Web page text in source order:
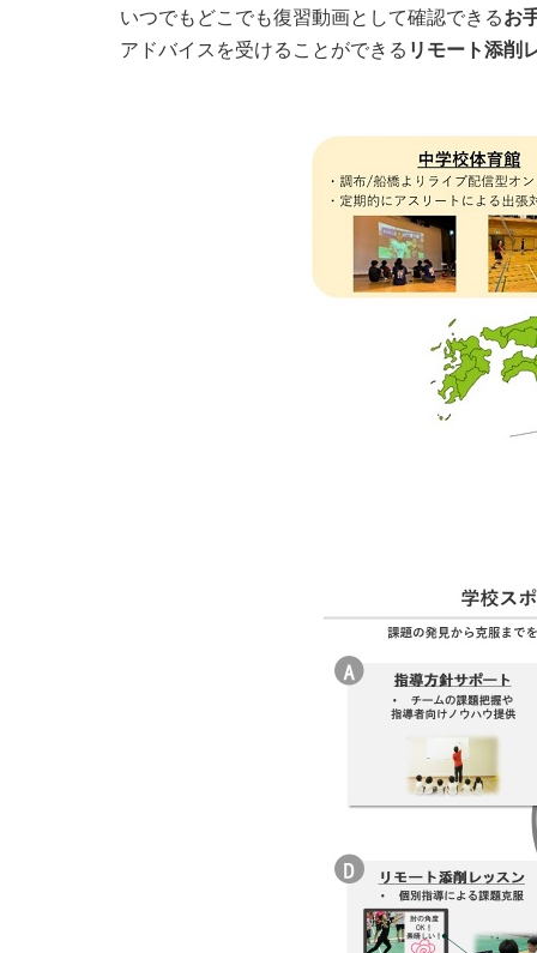
いつでもどこでも復習動画として確認できるお
アドバイスを受けることができる リモート添削